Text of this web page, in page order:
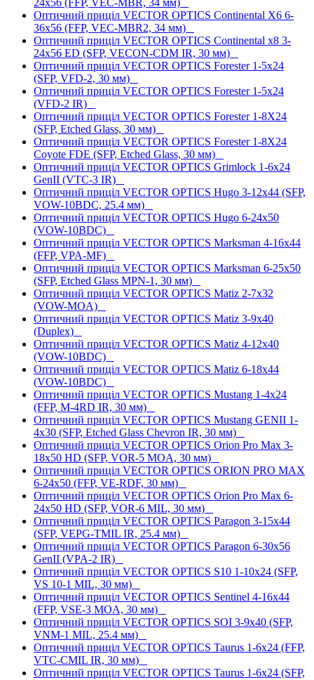
24x56 (FFP, VEC-MBR, 34 мм)
Оптичний приціл VECTOR OPTICS Continental X6 6-
36x56 (FFP, VEC-MBR2, 34 мм)
Оптичний приціл VECTOR OPTICS Continental x8 3-
24x56 ED (SFP, VECON-CDM IR, 30 мм)
Оптичний приціл VECTOR OPTICS Forester 1-5x24
(SFP, VFD-2, 30 мм)
Оптичний приціл VECTOR OPTICS Forester 1-5x24
(VFD-2 IR)
Оптичний приціл VECTOR OPTICS Forester 1-8X24
(SFP, Etched Glass, 30 мм)
Оптичний приціл VECTOR OPTICS Forester 1-8X24
Coyote FDE (SFP, Etched Glass, 30 мм)
Оптичний приціл VECTOR OPTICS Grimlock 1-6x24
GenII (VTC-3 IR)
Оптичний приціл VECTOR OPTICS Hugo 3-12x44 (SFP,
VOW-10BDC, 25.4 мм)
Оптичний приціл VECTOR OPTICS Hugo 6-24x50
(VOW-10BDC)
Оптичний приціл VECTOR OPTICS Marksman 4-16x44
(FFP, VPA-MF)
Оптичний приціл VECTOR OPTICS Marksman 6-25x50
(SFP, Etched Glass MPN-1, 30 мм)
Оптичний приціл VECTOR OPTICS Matiz 2-7x32
(VOW-MOA)
Оптичний приціл VECTOR OPTICS Matiz 3-9x40
(Duplex)
Оптичний приціл VECTOR OPTICS Matiz 4-12x40
(VOW-10BDC)
Оптичний приціл VECTOR OPTICS Matiz 6-18x44
(VOW-10BDC)
Оптичний приціл VECTOR OPTICS Mustang 1-4x24
(FFP, M-4RD IR, 30 мм)
Оптичний приціл VECTOR OPTICS Mustang GENII 1-
4x30 (SFP, Etched Glass Chevron IR, 30 мм)
Оптичний приціл VECTOR OPTICS Orion Pro Max 3-
18x50 HD (SFP, VOR-5 MOA, 30 мм)
Оптичний приціл VECTOR OPTICS ORION PRO MAX
6-24x50 (FFP, VE-RDF, 30 мм)
Оптичний приціл VECTOR OPTICS Orion Pro Max 6-
24x50 HD (SFP, VOR-6 MIL, 30 мм)
Оптичний приціл VECTOR OPTICS Paragon 3-15x44
(SFP, VEPG-TMIL IR, 25.4 мм)
Оптичний приціл VECTOR OPTICS Paragon 6-30x56
GenII (VPA-2 IR)
Оптичний приціл VECTOR OPTICS S10 1-10x24 (SFP,
VS 10-1 MIL, 30 мм)
Оптичний приціл VECTOR OPTICS Sentinel 4-16x44
(FFP, VSE-3 MOA, 30 мм)
Оптичний приціл VECTOR OPTICS SOI 3-9x40 (SFP,
VNM-1 MIL, 25.4 мм)
Оптичний приціл VECTOR OPTICS Taurus 1-6x24 (FFP,
VTC-CMIL IR, 30 мм)
Оптичний приціл VECTOR OPTICS Taurus 1-6x24 (SFP,